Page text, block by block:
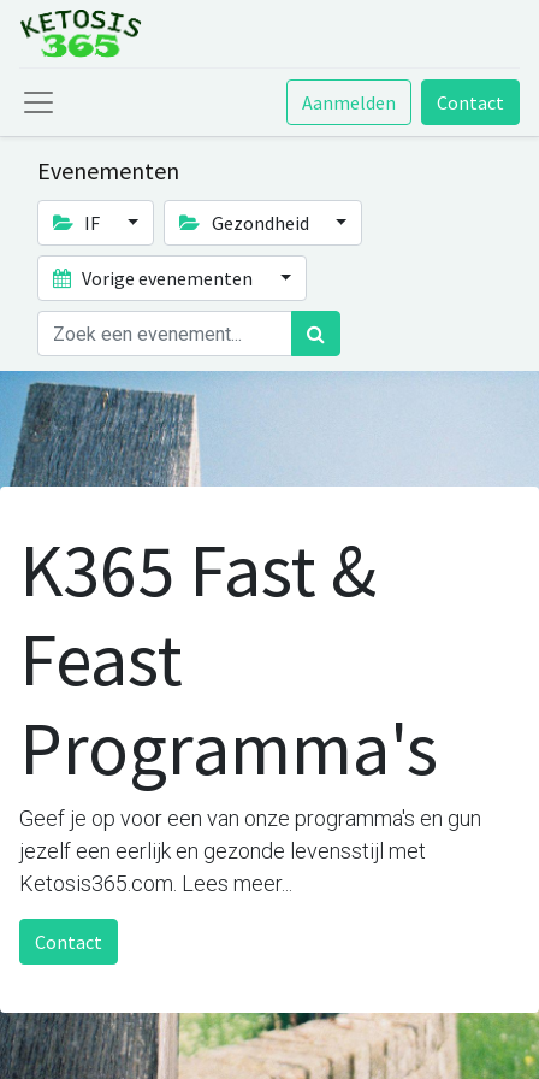
Aanmelden Contact
Evenementen
IF Gezondheid
Vorige evenementen
K365 Fast &
Feast
Programma's
Geef je op voor een van onze programma's en gun
jezelf een eerlijk en gezonde levensstijl met
Ketosis365.com. Lees meer...
Contact